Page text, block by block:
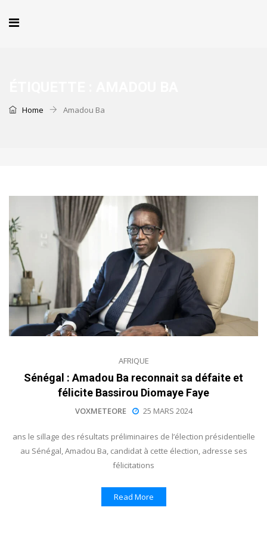
Home Amadou Ba
AFRIQUE
Sénégal : Amadou Ba reconnait sa défaite et
félicite Bassirou Diomaye Faye
VOXMETEORE 25 MARS 2024
ans le sillage des résultats préliminaires de l’élection présidentielle
au Sénégal, Amadou Ba, candidat à cette élection, adresse ses
félicitations
Read More